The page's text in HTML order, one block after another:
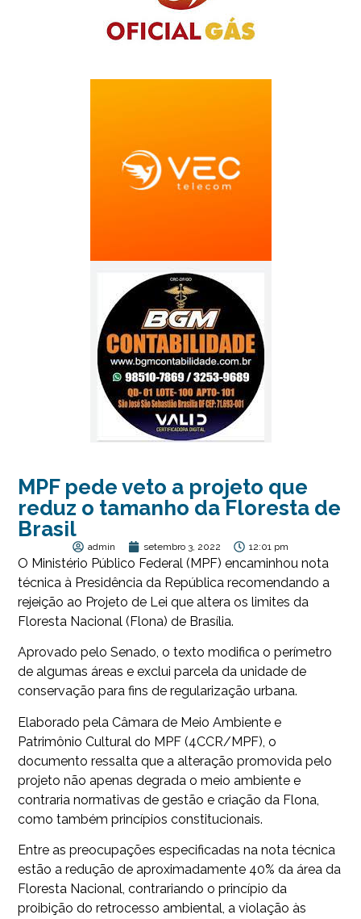
MPF pede veto a projeto que
reduz o tamanho da Floresta de
Brasil
admin setembro 3, 2022 12:01 pm
O Ministério Público Federal (MPF) encaminhou nota
técnica à Presidência da República recomendando a
rejeição ao Projeto de Lei que altera os limites da
Floresta Nacional (Flona) de Brasília.
Aprovado pelo Senado, o texto modifica o perímetro
de algumas áreas e exclui parcela da unidade de
conservação para fins de regularização urbana.
Elaborado pela Câmara de Meio Ambiente e
Patrimônio Cultural do MPF (4CCR/MPF), o
documento ressalta que a alteração promovida pelo
projeto não apenas degrada o meio ambiente e
contraria normativas de gestão e criação da Flona,
como também princípios constitucionais.
Entre as preocupações especificadas na nota técnica
estão a redução de aproximadamente 40% da área da
Floresta Nacional, contrariando o princípio da
proibição do retrocesso ambiental, a violação às